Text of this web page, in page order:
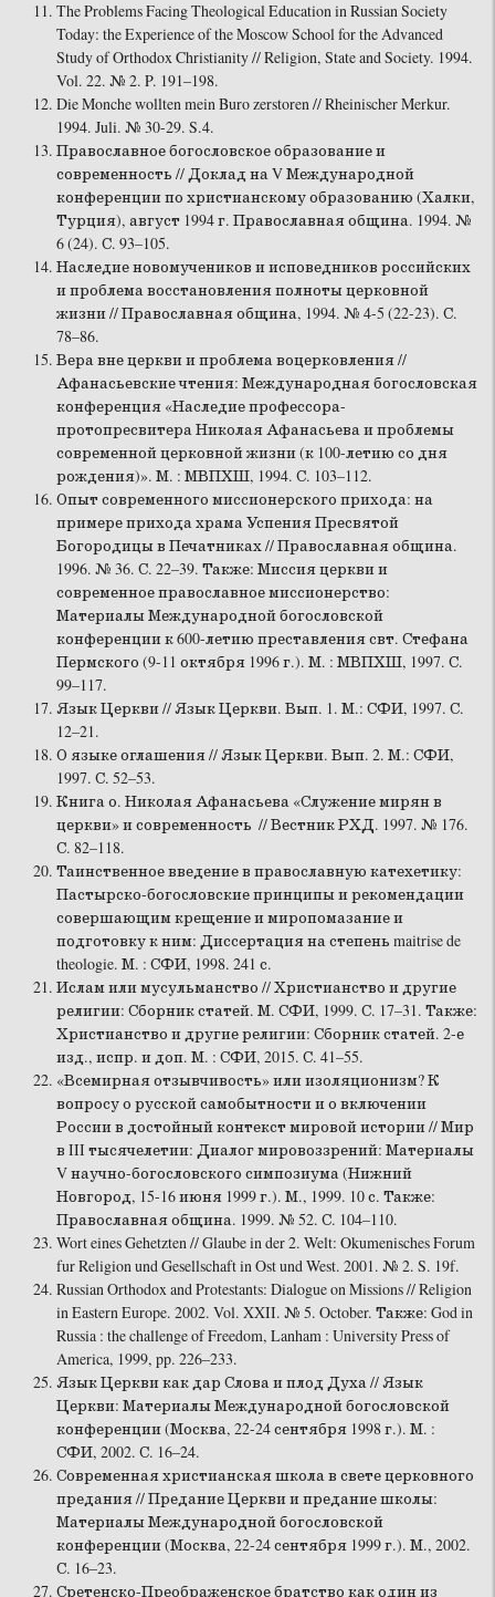
The Problems Facing Theological Education in Russian Society
Today: the Experience of the Moscow School for the Advanced
Study of Orthodox Christianity // Religion, State and Society. 1994.
Vol. 22. № 2. P. 191–198.
Die Monche wollten mein Buro zerstoren // Rheinischer Merkur.
1994. Juli. № 30-29. S.4.
Православное богословское образование и
современность // Доклад на V Международной
конференции по христианскому образованию (Халки,
Турция), август 1994 г. Православная община. 1994. №
6 (24). С. 93–105.
Наследие новомучеников и исповедников российских
и проблема восстановления полноты церковной
жизни // Православная община, 1994. № 4-5 (22-23). С.
78–86.
Вера вне церкви и проблема воцерковления //
Афанасьевские чтения: Международная богословская
конференция «Наследие профессора-
протопресвитера Николая Афанасьева и проблемы
современной церковной жизни (к 100-летию со дня
рождения)». М. : МВПХШ, 1994. С. 103–112.
Опыт современного миссионерского прихода: на
примере прихода храма Успения Пресвятой
Богородицы в Печатниках // Православная община.
1996. № 36. С. 22–39. Также: Миссия церкви и
современное православное миссионерство:
Материалы Международной богословской
конференции к 600-летию преставления свт. Стефана
Пермского (9-11 октября 1996 г.). М. : МВПХШ, 1997. С.
99–117.
Язык Церкви // Язык Церкви. Вып. 1. М.: СФИ, 1997. С.
12–21.
О языке оглашения // Язык Церкви. Вып. 2. М.: СФИ,
1997. С. 52–53.
Книга о. Николая Афанасьева «Служение мирян в
церкви» и современность // Вестник РХД. 1997. № 176.
С. 82–118.
Таинственное введение в православную катехетику:
Пастырско-богословские принципы и рекомендации
совершающим крещение и миропомазание и
подготовку к ним: Диссертация на степень maitrise de
theologie. М. : СФИ, 1998. 241 с.
Ислам или мусульманство // Христианство и другие
религии: Сборник статей. М. СФИ, 1999. С. 17–31. Также:
Христианство и другие религии: Сборник статей. 2-е
изд., испр. и доп. М. : СФИ, 2015. С. 41–55.
«Всемирная отзывчивость» или изоляционизм? К
вопросу о русской самобытности и о включении
России в достойный контекст мировой истории // Мир
в III тысячелетии: Диалог мировоззрений: Материалы
V научно-богословского симпозиума (Нижний
Новгород, 15-16 июня 1999 г.). М., 1999. 10 с. Также:
Православная община. 1999. № 52. С. 104–110.
Wort eines Gehetzten // Glaube in der 2. Welt: Okumenisches Forum
fur Religion und Gesellschaft in Ost und West. 2001. № 2. S. 19f.
Russian Orthodox and Protestants: Dialogue on Missions // Religion
in Eastern Europe. 2002. Vol. XXII. № 5. October. Также: God in
Russia : the challenge of Freedom, Lanham : University Press of
America, 1999, pp. 226–233.
Язык Церкви как дар Слова и плод Духа // Язык
Церкви: Материалы Международной богословской
конференции (Москва, 22-24 сентября 1998 г.). М. :
СФИ, 2002. С. 16–24.
Современная христианская школа в свете церковного
предания // Предание Церкви и предание школы:
Материалы Международной богословской
конференции (Москва, 22-24 сентября 1999 г.). М., 2002.
С. 16–23.
Сретенско-Преображенское братство как один из